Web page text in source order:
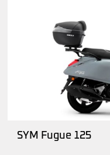
SYM Fugue 125